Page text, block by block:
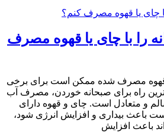
را با چای یا قهوه مصرف
قهوه مصرف شده ممکن است برای برخی
راه برای صبحانه خوردن، مصرف آب
و متعادل است. چای و قهوه دارای
باعث بیداری و افزایش انرژی شود،
باعث افزایش